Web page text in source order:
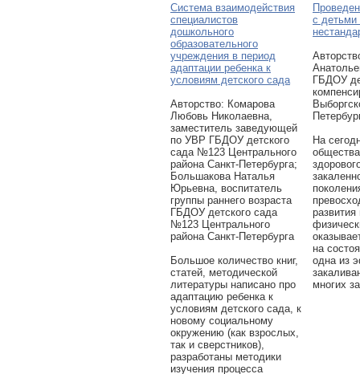
Система взаимодействия
специалистов
дошкольного
образовательного
учреждения в период
адаптации ребенка к
условиям детского сада
Авторcтво: Комарова
Любовь Николаевна,
заместитель заведующей
по УВР ГБДОУ детского
сада №123 Центрального
района Санкт-Петербурга;
Большакова Наталья
Юрьевна, воспитатель
группы раннего возраста
ГБДОУ детского сада
№123 Центрального
района Санкт-Петербурга
Большое количество книг,
статей, методической
литературы написано про
адаптацию ребенка к
условиям детского сада, к
новому социальному
окружению (как взрослых,
так и сверстников),
разработаны методики
изучения процесса
с детьми
ГБДОУ
На
на
одна из
многих